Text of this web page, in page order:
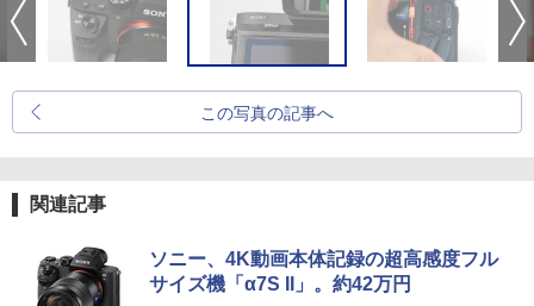
この写真の記事へ
関連記事
ソニー、4K動画本体記録の超高感度フル
サイズ機「α7S II」。約42万円